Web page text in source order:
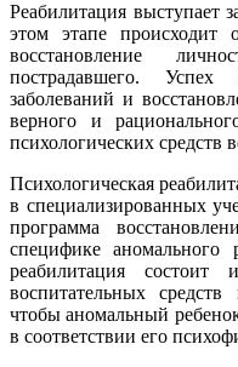
Реабилитация выступает
этом этапе происходит
восстановление
пострадавшего. Успех
заболеваний и
верного и
психологических средств
Психологическая
в специализированных
программа
специфике аномального
реабилитация состоит
воспитательных
чтобы аномальный
в соответствии его